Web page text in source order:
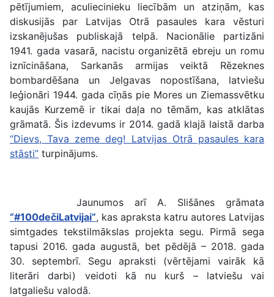
pētījumiem, aculiecinieku liecībām un atziņām, kas
diskusijās par Latvijas Otrā pasaules kara vēsturi
izskanējušas publiskajā telpā. Nacionālie partizāni
1941. gada vasarā, nacistu organizētā ebreju un romu
iznīcināšana, Sarkanās armijas veiktā Rēzeknes
bombardēšana un Jelgavas nopostīšana, latviešu
leģionāri 1944. gada cīņās pie Mores un Ziemassvētku
kaujās Kurzemē ir tikai daļa no tēmām, kas atklātas
grāmatā. Šis izdevums ir 2014. gadā klajā laistā darba
“Dievs, Tava zeme deg! Latvijas Otrā pasaules kara
stāsti” turpinājums.
Jaunumos arī A. Slišānes grāmata
“#100dečiLatvijai”, kas apraksta katru autores Latvijas
simtgades tekstilmākslas projekta segu. Pirmā sega
tapusi 2016. gada augustā, bet pēdējā – 2018. gada
30. septembrī. Segu apraksti (vērtējami vairāk kā
literāri darbi) veidoti kā nu kurš – latviešu vai
latgaliešu valodā.